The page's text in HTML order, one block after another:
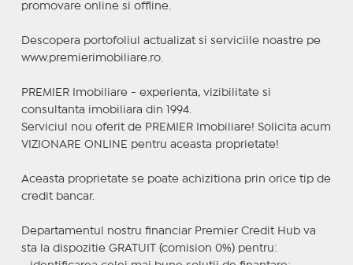
promovare online si offline.
Descopera portofoliul actualizat si serviciile noastre pe
www.premierimobiliare.ro.
PREMIER Imobiliare - experienta, vizibilitate si
consultanta imobiliara din 1994.
Serviciul nou oferit de PREMIER Imobiliare! Solicita acum
VIZIONARE ONLINE pentru aceasta proprietate!
Aceasta proprietate se poate achizitiona prin orice tip de
credit bancar.
Departamentul nostru financiar Premier Credit Hub va
sta la dispozitie GRATUIT (comision 0%) pentru: